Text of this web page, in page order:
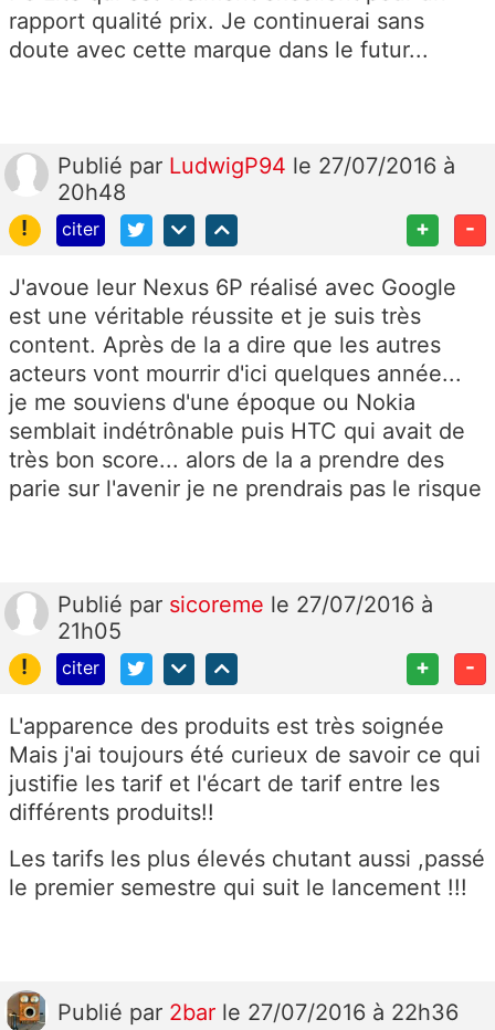
rapport qualité prix. Je continuerai sans
doute avec cette marque dans le futur...
Publié par LudwigP94 le 27/07/2016 à
20h48
!
citer + -
J'avoue leur Nexus 6P réalisé avec Google
est une véritable réussite et je suis très
content. Après de la a dire que les autres
acteurs vont mourrir d'ici quelques année...
je me souviens d'une époque ou Nokia
semblait indétrônable puis HTC qui avait de
très bon score... alors de la a prendre des
parie sur l'avenir je ne prendrais pas le risque
Publié par sicoreme le 27/07/2016 à
21h05
!
citer + -
L'apparence des produits est très soignée
Mais j'ai toujours été curieux de savoir ce qui
justifie les tarif et l'écart de tarif entre les
différents produits!!
Les tarifs les plus élevés chutant aussi ,passé
le premier semestre qui suit le lancement !!!
Publié par 2bar le 27/07/2016 à 22h36